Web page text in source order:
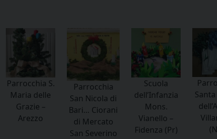
Parrocchia S.
Maria delle
Grazie –
Arezzo
Parrocchia
San Nicola di
Bari… Ciorani
di Mercato
San Severino
Scuola
dell’Infanzia
Mons.
Vianello –
Fidenza (Pr)